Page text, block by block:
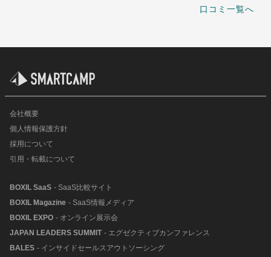
口コミ一覧へ
会社概要
個人情報保護方針
採用について
引用・転載について
BOXIL SaaS - SaaS比較サイト
BOXIL Magazine - SaaS情報メディア
BOXIL EXPO - オンライン展示会
JAPAN LEADERS SUMMIT - エグゼクティブカンファレンス
BALES - インサイドセールスアウトソーシング